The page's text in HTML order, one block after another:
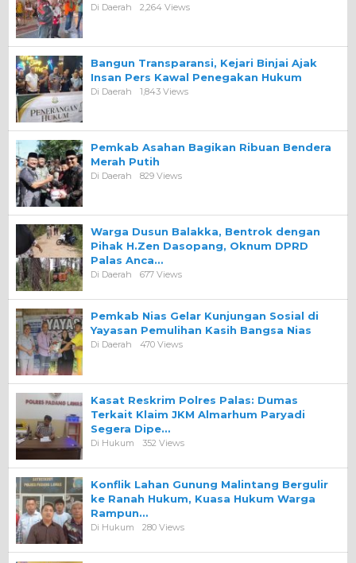
Di Daerah 2,264 Views
Bangun Transparansi, Kejari Binjai Ajak
Insan Pers Kawal Penegakan Hukum
Di Daerah 1,843 Views
Pemkab Asahan Bagikan Ribuan Bendera
Merah Putih
Di Daerah 829 Views
Warga Dusun Balakka, Bentrok dengan
Pihak H.Zen Dasopang, Oknum DPRD
Palas Anca…
Di Daerah 677 Views
Pemkab Nias Gelar Kunjungan Sosial di
Yayasan Pemulihan Kasih Bangsa Nias
Di Daerah 470 Views
Kasat Reskrim Polres Palas: Dumas
Terkait Klaim JKM Almarhum Paryadi
Segera Dipe…
Di Hukum 352 Views
Konflik Lahan Gunung Malintang Bergulir
ke Ranah Hukum, Kuasa Hukum Warga
Rampun…
Di Hukum 280 Views